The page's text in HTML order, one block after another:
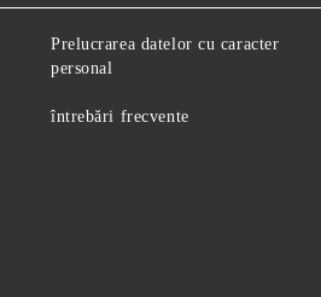
Prelucrarea datelor cu caracter
personal
întrebări frecvente